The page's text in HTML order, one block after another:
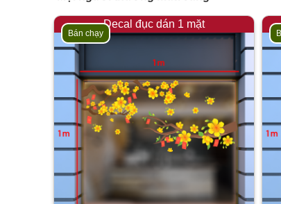
Decal đục dán 1 mặt
Bán chạy